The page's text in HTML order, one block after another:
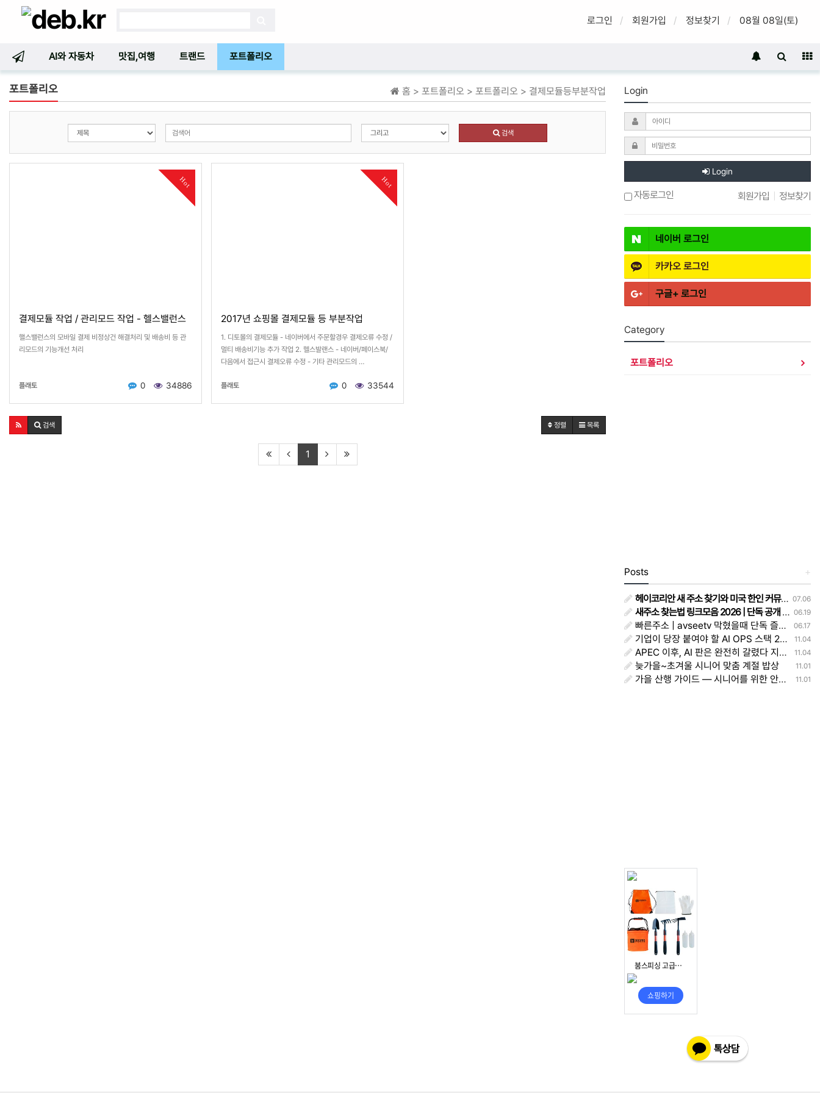
로그인 회원가입 정보찾기 08월 08일(토)
AI와 자동차 맛집,여행 트랜드 포트폴리오
홈 > 포트폴리오 > 포트폴리오 > 결제모듈등부분작업
포트폴리오
검색
Hot
결제모듈 작업 / 관리모드 작업 - 헬스밸런스
핼스밸런스의 모바일 결제 비정상건 해결처리 및 배송비 등 관
리모드의 기능개선 처리
플래토 0 34886
Hot
2017년 쇼핑몰 결제모듈 등 부분작업
1. 디토몰의 결제모듈 - 네이버에서 주문할경우 결제오류 수정 /
멀티 배송비기능 추가 작업 2. 헬스발랜스 - 네이버/페이스북/
다음에서 접근시 결제오류 수정 - 기타 관리모드의 …
플래토 0 33544
정렬 목록
검색
1
Login
Login
자동로그인 회원가입 정보찾기
네이버 로그인
카카오 로그인
구글+ 로그인
Category
포트폴리오
+
Posts
07.06
헤이코리안 새 주소 찾기와 미국 한인 커뮤니티 이용 후기
06.19
새주소 찾는법 링크모음 2026 | 단독 공개 - 주소얌
06.17
빠른주소 | avseetv 막혔을때 단독 즐겨찾기 정리 주소얌
11.04
기업이 당장 붙여야 할 AI OPS 스택 2025 — 모델·평가·워크플로·권한·대시보드 실전 레시피
11.04
APEC 이후, AI 판은 완전히 갈렸다 지금 당장 바꿔야 할 생존전략
11.01
늦가을~초겨울 시니어 맞춤 계절 밥상
11.01
가을 산행 가이드 — 시니어를 위한 안전하고 아름다운 등산법